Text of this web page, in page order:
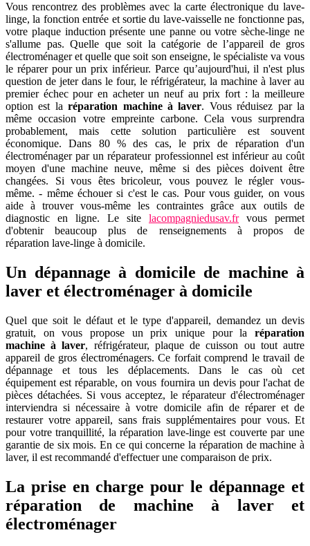
Vous rencontrez des problèmes avec la carte électronique du lave-
linge, la fonction entrée et sortie du lave-vaisselle ne fonctionne pas,
votre plaque induction présente une panne ou votre sèche-linge ne
s'allume pas. Quelle que soit la catégorie de l’appareil de gros
électroménager et quelle que soit son enseigne, le spécialiste va vous
le réparer pour un prix inférieur. Parce qu’aujourd'hui, il n'est plus
question de jeter dans le four, le réfrigérateur, la machine à laver au
premier échec pour en acheter un neuf au prix fort : la meilleure
option est laréparation machine à laver. Vous réduisez par la
même occasion votre empreinte carbone. Cela vous surprendra
probablement, mais cette solution particulière est souvent
économique. Dans 80 % des cas, le prix de réparation d'un
électroménager par un réparateur professionnel est inférieur au coût
moyen d'une machine neuve, même si des pièces doivent être
changées. Si vous êtes bricoleur, vous pouvez le régler vous-
même. - même échouer si c'est le cas. Pour vous guider, on vous
aide à trouver vous-même les contraintes grâce aux outils de
diagnostic en ligne. Le site lacompagniedusav.frvous permet
d'obtenir beaucoup plus de renseignements à propos de
réparation lave-linge à domicile.
Un dépannage à domicile de machine à
laver et électroménager à domicile
Quel que soit le défaut et le type d'appareil, demandez un devis
gratuit, on vous propose un prix unique pour la réparation
machine à laver, réfrigérateur, plaque de cuisson ou tout autre
appareil de gros électroménagers. Ce forfait comprend le travail de
dépannage et tous les déplacements. Dans le cas où cet
équipement est réparable, on vous fournira un devis pour l'achat de
pièces détachées. Si vous acceptez, le réparateur d'électroménager
interviendra si nécessaire à votre domicile afin de réparer et de
restaurer votre appareil, sans frais supplémentaires pour vous. Et
pour votre tranquillité, la réparation lave-linge est couverte par une
garantie de six mois. En ce qui concerne la réparation de machine à
laver, il est recommandé d'effectuer une comparaison de prix.
La prise en charge pour le dépannage et
réparation de machine à laver et
électroménager